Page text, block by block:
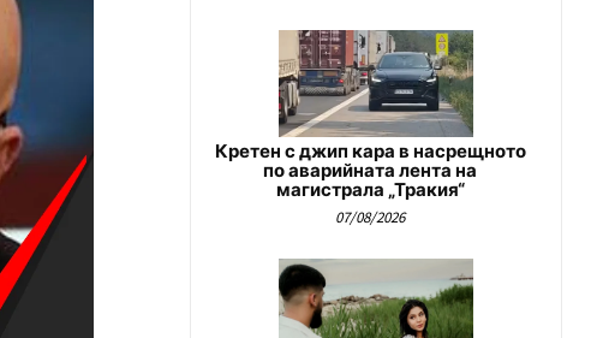
Кретен с джип кара в насрещното
по аварийната лента на
магистрала „Тракия“
07/08/2026